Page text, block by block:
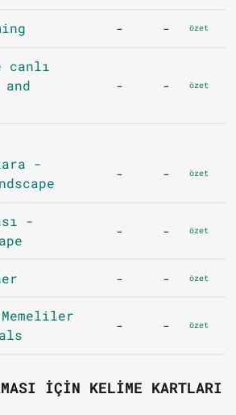
- - özet
canlı
- - özet
-
- - özet
-
- - özet
- - özet
- - özet
IÇIN KELIME KARTLARI